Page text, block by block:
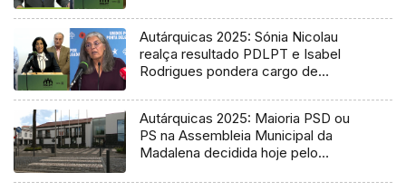
Autárquicas 2025: Sónia Nicolau
realça resultado PDLPT e Isabel
Rodrigues pondera cargo de
Autárquicas 2025: Maioria PSD ou
PS na Assembleia Municipal da
Madalena decidida hoje pelo